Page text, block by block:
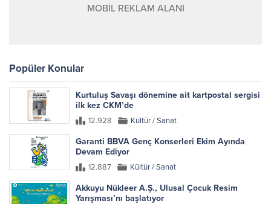
MOBİL REKLAM ALANI
Popüler Konular
Kurtuluş Savaşı dönemine ait kartpostal sergisi
ilk kez CKM’de
12.928 Kültür / Sanat
Garanti BBVA Genç Konserleri Ekim Ayında
Devam Ediyor
12.887 Kültür / Sanat
Akkuyu Nükleer A.Ş., Ulusal Çocuk Resim
Yarışması’nı başlatıyor